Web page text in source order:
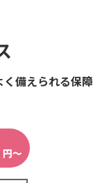
備えられる保障